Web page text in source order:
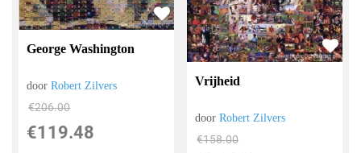
George Washington
doorRobert Zilvers
€206.00
€119.48
Vrijheid
doorRobert Zilvers
€158.00